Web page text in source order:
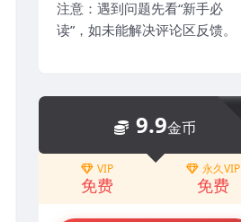
注意：遇到问题先看“新手必
读”，如未能解决评论区反馈。
9.9金币
VIP
免费
永久VIP
免费